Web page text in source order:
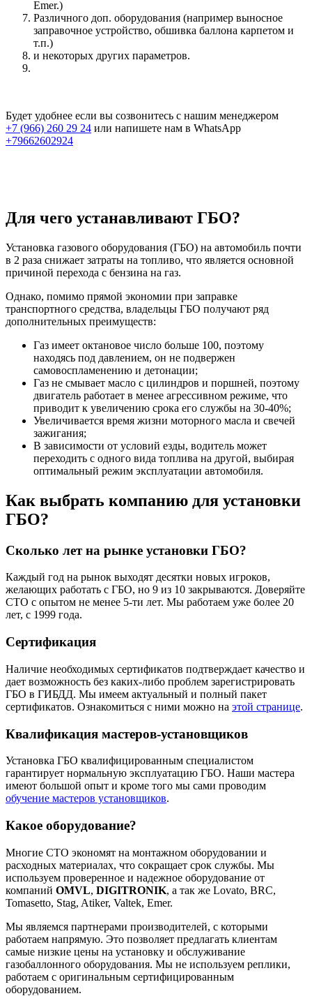
Emer.)
Различного доп. оборудования (например выносное
заправочное устройство, обшивка баллона карпетом и
т.п.)
и некоторых других параметров.
Будет удобнее если вы созвонитесь с нашим менеджером
+7 (966) 260 29 24 или напишете нам в WhatsApp
+79662602924
Для чего устанавливают ГБО?
Установка газового оборудования (ГБО) на автомобиль почти
в 2 раза снижает затраты на топливо, что является основной
причиной перехода с бензина на газ.
Однако, помимо прямой экономии при заправке
транспортного средства, владельцы ГБО получают ряд
дополнительных преимуществ:
Газ имеет октановое число больше 100, поэтому
находясь под давлением, он не подвержен
самовоспламенению и детонации;
Газ не смывает масло с цилиндров и поршней, поэтому
двигатель работает в менее агрессивном режиме, что
приводит к увеличению срока его службы на 30-40%;
Увеличивается время жизни моторного масла и свечей
зажигания;
В зависимости от условий езды, водитель может
переходить с одного вида топлива на другой, выбирая
оптимальный режим эксплуатации автомобиля.
Как выбрать компанию для установки
ГБО?
Сколько лет на рынке установки ГБО?
Каждый год на рынок выходят десятки новых игроков,
желающих работать с ГБО, но 9 из 10 закрываются. Доверяйте
СТО с опытом не менее 5-ти лет. Мы работаем уже более 20
лет, с 1999 года.
Сертификация
Наличие необходимых сертификатов подтверждает качество и
дает возможность без каких-либо проблем зарегистрировать
ГБО в ГИБДД. Мы имеем актуальный и полный пакет
сертификатов. Ознакомиться с ними можно на этой странице.
Квалификация мастеров-установщиков
Установка ГБО квалифицированным специалистом
гарантирует нормальную эксплуатацию ГБО. Наши мастера
имеют большой опыт и кроме того мы сами проводим
обучение мастеров установщиков.
Какое оборудование?
Многие СТО экономят на монтажном оборудовании и
расходных материалах, что сокращает срок службы. Мы
используем проверенное и надежное оборудование от
компаний OMVL, DIGITRONIK, а так же Lovato, BRC,
Tomasetto, Stag, Atiker, Valtek, Emer.
Мы являемся партнерами производителей, с которыми
работаем напрямую. Это позволяет предлагать клиентам
самые низкие цены на установку и обслуживание
газобаллонного оборудования. Мы не используем реплики,
работаем с оригинальным сертифицированным
оборудованием.